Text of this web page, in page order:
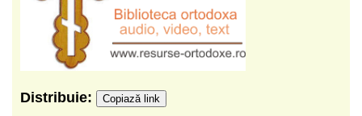
Distribuie: Copiază link